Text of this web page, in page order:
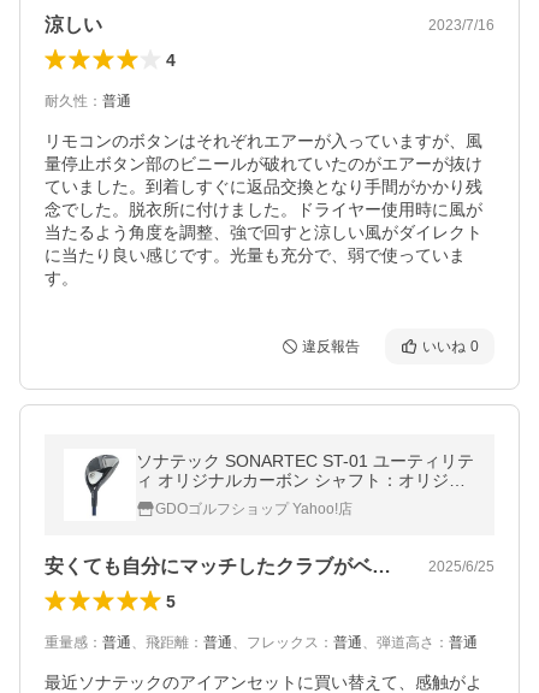
涼しい 2023/7/16
4
耐久性 ： 普通
リモコンのボタンはそれぞれエアーが入っていますが、風
量停止ボタン部のビニールが破れていたのがエアーが抜け
ていました。到着しすぐに返品交換となり手間がかかり残
念でした。脱衣所に付けました。ドライヤー使用時に風が
当たるよう角度を調整、強で回すと涼しい風がダイレクト
に当たり良い感じです。光量も充分で、弱で使っていま
す。
違反報告 いいね 0
ソナテック SONARTEC ST-01 ユーティリテ
ィ オリジナルカーボン シャフト：オリジナ
ルカーボン
GDOゴルフショップ Yahoo!店
安くても自分にマッチしたクラブがベスト 2025/6/25
5
重量感 ： 普通、 飛距離 ： 普通、 フレックス ： 普通、 弾道高さ ： 普通
最近ソナテックのアイアンセットに買い替えて、感触がよ